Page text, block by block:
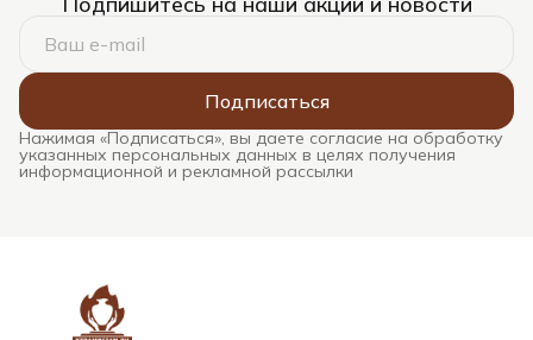
Подписаться
Нажимая «Подписаться», вы даете согласие на обработку
указанных персональных данных в целях получения
информационной и рекламной рассылки